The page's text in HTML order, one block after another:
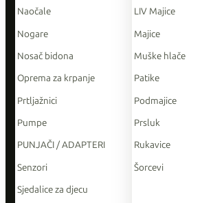
Naočale
Nogare
Nosač bidona
Oprema za krpanje
Prtljažnici
Pumpe
PUNJAČI / ADAPTERI
Senzori
Sjedalice za djecu
LIV Majice
Majice
Muške hlače
Patike
Podmajice
Prsluk
Rukavice
Šorcevi